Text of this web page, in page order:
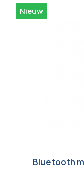
Nieuw
Bluetooth